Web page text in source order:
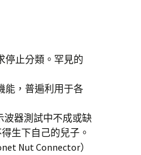
停止分類。罕見的
能，普遍利用于各
波器測試中不成或缺
生下自己的兒子。
Nut Connector）